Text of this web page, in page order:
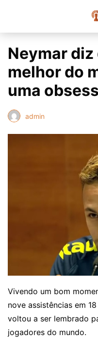
Neymar diz
melhor do
uma
admin
Vivendo um bom
nove assistências em
voltou a ser lembrado
jogadores do mundo.